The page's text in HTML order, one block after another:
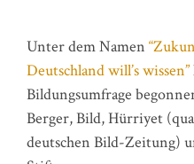
Unter dem Namen
Deutschland will’s wissen”
Bildungsumfrage
Berger, Bild, Hürriyet
deutschen Bild-Zeitung)